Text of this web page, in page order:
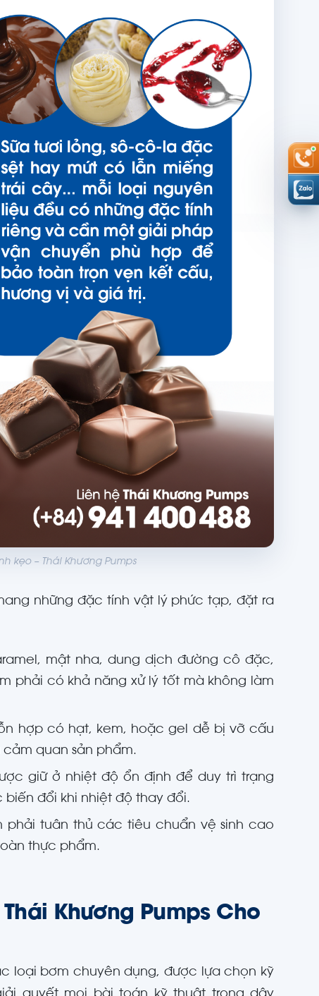
kẹo – Thái Khương Pumps
những đặc tính vật lý phức tạp, đặt ra
mật nha, dung dịch đường cô đặc,
phải có khả năng xử lý tốt mà không làm
hợp có hạt, kem, hoặc gel dễ bị vỡ cấu
quan sản phẩm.
giữ ở nhiệt độ ổn định để duy trì trạng
đổi khi nhiệt độ thay đổi.
tuân thủ các tiêu chuẩn vệ sinh cao
thực phẩm.
Khương Pumps Cho
loại bơm chuyên dụng, được lựa chọn kỹ